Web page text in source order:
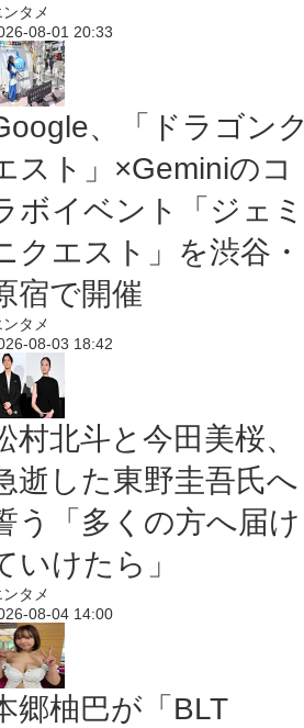
ンタメ
08-01 20:33
、「ドラゴンク
スト」×Geminiのコ
ボイベント「ジェミ
クエスト」を渋谷・
宿で開催
ンタメ
08-03 18:42
村北斗と今田美桜、
逝した東野圭吾氏へ
う「多くの方へ届け
いけたら」
ンタメ
08-04 14:00
郷柚巴が「BLT